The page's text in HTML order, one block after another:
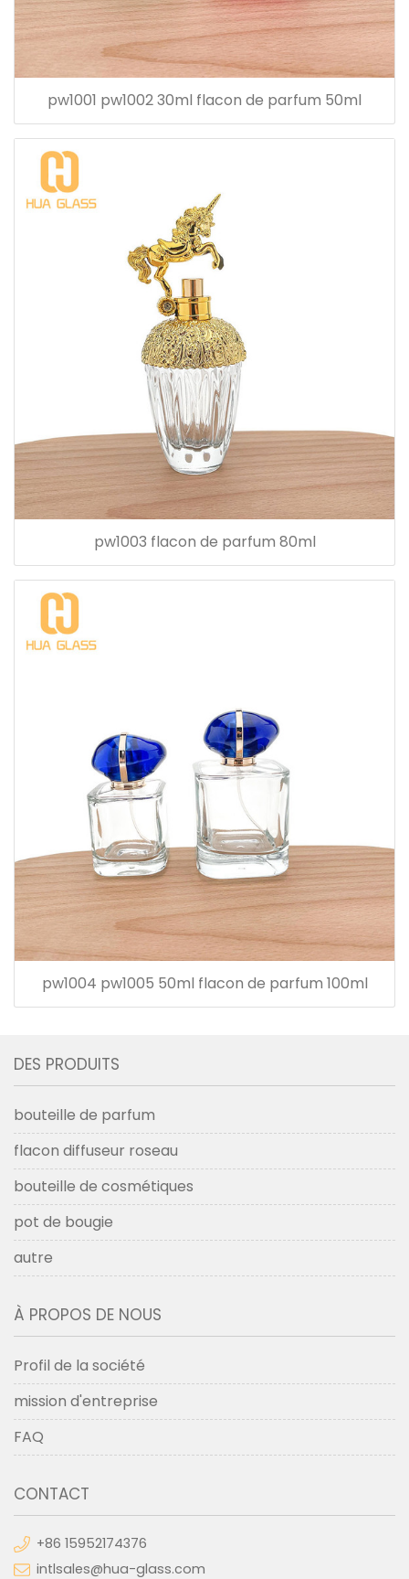
pw1001 pw1002 30ml flacon de parfum 50ml
pw1003 flacon de parfum 80ml
pw1004 pw1005 50ml flacon de parfum 100ml
DES PRODUITS
bouteille de parfum
flacon diffuseur roseau
bouteille de cosmétiques
pot de bougie
autre
À PROPOS DE NOUS
Profil de la société
mission d'entreprise
FAQ
CONTACT
+86 15952174376
intlsales@hua-glass.com